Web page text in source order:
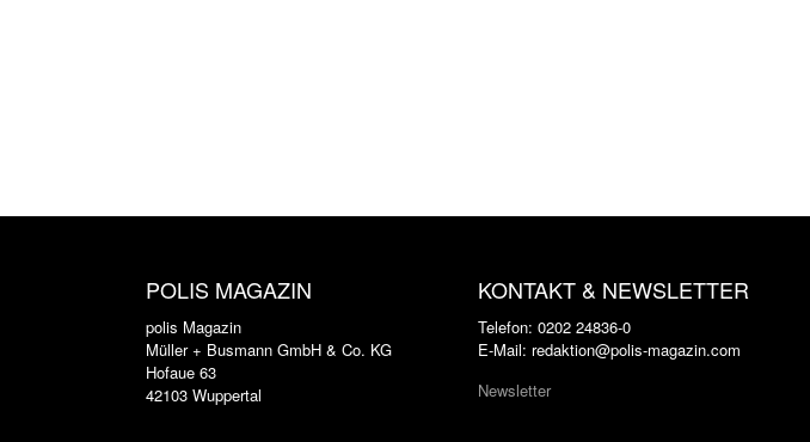
POLIS MAGAZIN
polis Magazin
Müller + Busmann GmbH & Co. KG
Hofaue 63
42103 Wuppertal
KONTAKT & NEWSLETTER
Telefon: 0202 24836-0
E-Mail: redaktion@polis-magazin.com
Newsletter